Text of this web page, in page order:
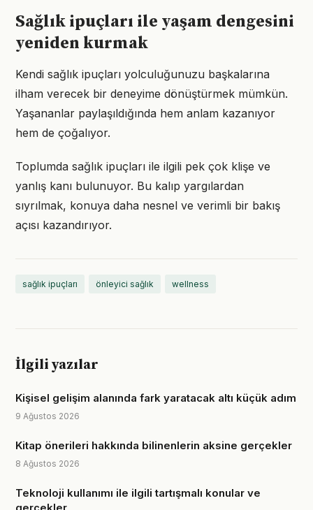
Sağlık ipuçları ile yaşam dengesini
yeniden kurmak
Kendi sağlık ipuçları yolculuğunuzu başkalarına
ilham verecek bir deneyime dönüştürmek mümkün.
Yaşananlar paylaşıldığında hem anlam kazanıyor
hem de çoğalıyor.
Toplumda sağlık ipuçları ile ilgili pek çok klişe ve
yanlış kanı bulunuyor. Bu kalıp yargılardan
sıyrılmak, konuya daha nesnel ve verimli bir bakış
açısı kazandırıyor.
sağlık ipuçları önleyici sağlık wellness
İlgili yazılar
Kişisel gelişim alanında fark yaratacak altı küçük adım
9 Ağustos 2026
Kitap önerileri hakkında bilinenlerin aksine gerçekler
8 Ağustos 2026
Teknoloji kullanımı ile ilgili tartışmalı konular ve